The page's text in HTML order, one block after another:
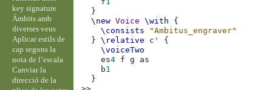
}
\new Voice \with
{
\consists
"Ambitus_engraver"
}
\relative c'
{
\voiceTwo
es4 f g
as
b1
}
key signature
Àmbits amb
diverses veus
Aplicar estils de
cap segons la
nota de l’escala
Canviar la
direcció de la